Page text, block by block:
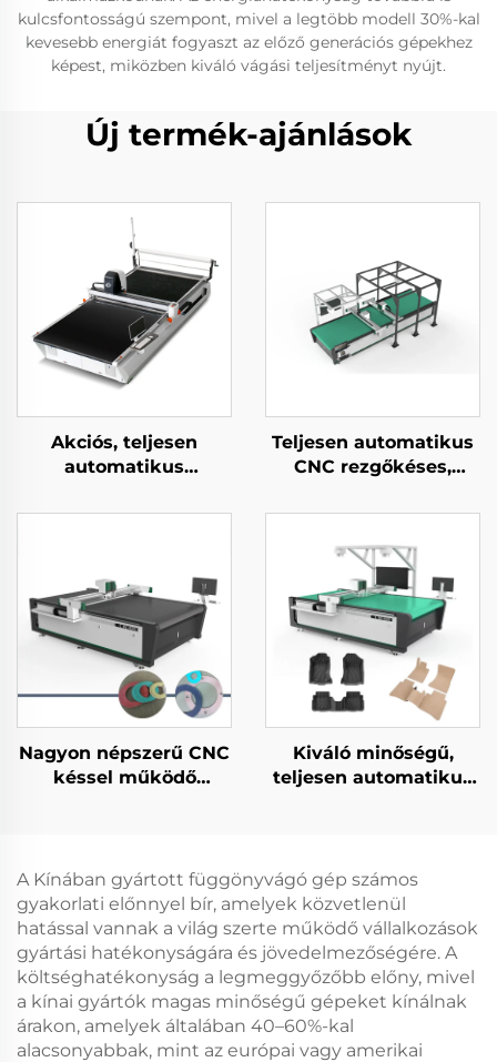
kulcsfontosságú szempont, mivel a legtöbb modell 30%-kal
kevesebb energiát fogyaszt az előző generációs gépekhez
képest, miközben kiváló vágási teljesítményt nyújt.
Új termék-ajánlások
Akciós, teljesen
automatikus
anyagvágó gép,
Teljesen automatikus
CNC rezgőkéses,
Nagyon népszerű CNC
késsel működő
Kiváló minőségű,
teljesen automatikus
A Kínában gyártott függönyvágó gép számos
gyakorlati előnnyel bír, amelyek közvetlenül
hatással vannak a világ szerte működő vállalkozások
gyártási hatékonyságára és jövedelmezőségére. A
költséghatékonyság a legmeggyőzőbb előny, mivel
a kínai gyártók magas minőségű gépeket kínálnak
árakon, amelyek általában 40–60%-kal
alacsonyabbak, mint az európai vagy amerikai